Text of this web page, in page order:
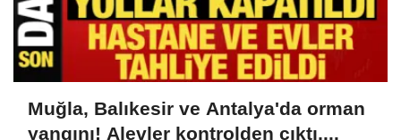
Muğla, Balıkesir ve Antalya'da orman
yangını! Alevler kontrolden çıktı,...